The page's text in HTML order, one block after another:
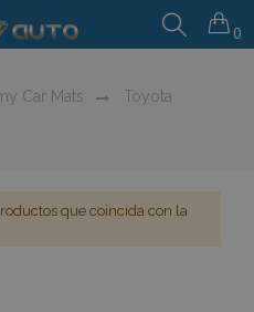
0
Car Mats
Toyota
que coincida con la